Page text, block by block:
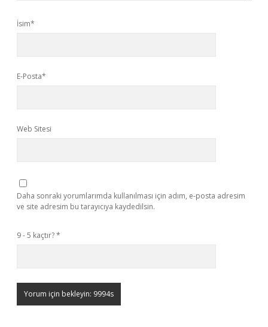
İsim*
E-Posta*
Web Sitesi
Daha sonraki yorumlarımda kullanılması için adım, e-posta adresim
ve site adresim bu tarayıcıya kaydedilsin.
9 - 5 kaçtır?*